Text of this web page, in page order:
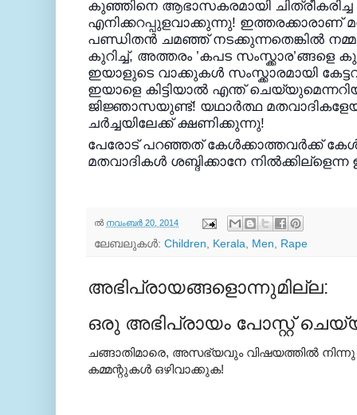
കുഞ്ഞിനെ ആഭാസകരമായി
എനിക്കറപ്പുളവാക്കുന്നു! ഇത്തരക്കാരാണ്
പണ്ഡിതന്‍ ചമഞ്ഞ് നടക്കുന്നതെങ്കില്‍
കുറിച്ച്, അത്തരം ’കപട സംസ്ക്കാര’ങ്ങളെ
ഇയാളുടെ വാക്കുകള്‍ സംസ്ക്കാരമായി
ഇയാളെ കിട്ടിയാല്‍ എന്ത്
ജിജ്ഞാസയുണ്ട്! യഥാര്‍ത്ഥ
ചര്‍ച്ചയിലേക്ക് ക്ഷണിക്കുന്നു!
പേരോട് പറഞ്ഞത് കേള്‍ക്കാത്തവര്‍ക്ക്
മതവാദികള്‍ ശബ്ദിക്കാനേ
ല്‍ നവംബർ 20, 2014
ലേബലുകള്‍: Children, Kerala, Men, Rape
അഭിപ്രായങ്ങളൊന്നുമില്ല:
ഒരു അഭിപ്രായം പോസ്റ്റ്
ചങ്ങാതിമാരെ, അസഭ്യവും വിഷയത്തില്‍ നിന്നു
കമ്മന്റുകള്‍ ഒഴിവാക്കുക!